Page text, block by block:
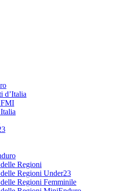
d’Italia
FMI
Regioni
Regioni Under23
Regioni Femminile